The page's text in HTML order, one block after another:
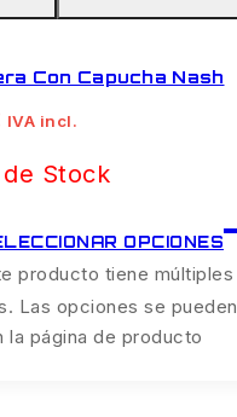
Con Capucha Nash
IVA incl.
de Stock
OPCIONES
producto tiene múltiples
Las opciones se pueden
la página de producto